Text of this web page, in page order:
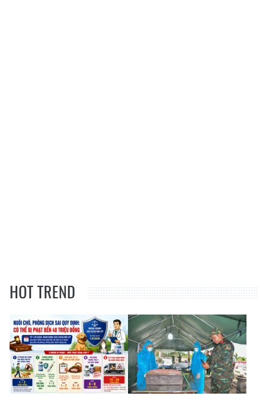
HOT TREND